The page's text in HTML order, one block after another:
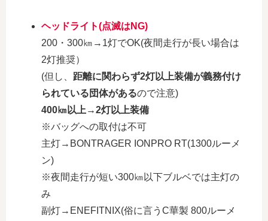
ヘッドライト(点滅はNG)
200・300㎞→1灯でOK(夜間走行が長い場合は
2灯推奨）
(但し、 距離に関わらず2灯以上装備が義務付け
られている団体があるので注意)
400㎞以上→2灯以上装備
※バッグへの取付は不可
主灯→BONTRAGER IONPRO RT(1300ルーメ
ン)
※夜間走行が短い300㎞以下ブルベでは主灯の
み
副灯→ENEFITNIX(俗に言うC華製 800ルーメ